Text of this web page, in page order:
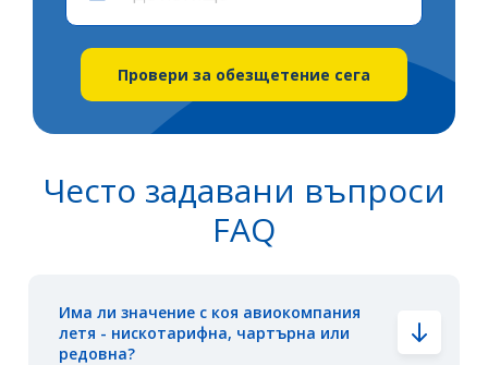
Провери за обезщетение сега
Често задавани въпроси
FAQ
Има ли значение с коя авиокомпания
летя - нискотарифна, чартърна или
редовна?